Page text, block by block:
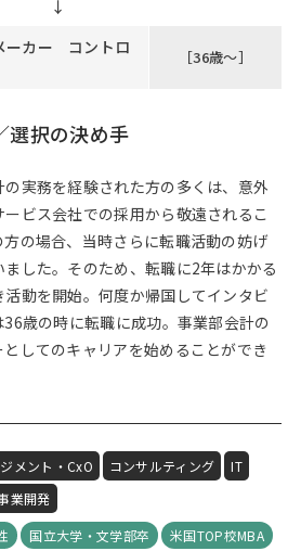
ーカー コントロ
［36歳～］
選択の決め手
実務を経験された方の多くは、意外
ビス会社での採用から敬遠されるこ
の場合、当時さらに転職活動の妨げ
した。そのため、転職に2年はかかる
動を開始。何度か帰国してインタビ
歳の時に転職に成功。事業部会計の
してのキャリアを始めることができ
メント・CxO コンサルティング
IT
業開発
国立大学・文学部卒 米国TOP校MBA